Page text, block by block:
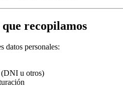
que recopilamos
datos personales:
(DNI u otros)